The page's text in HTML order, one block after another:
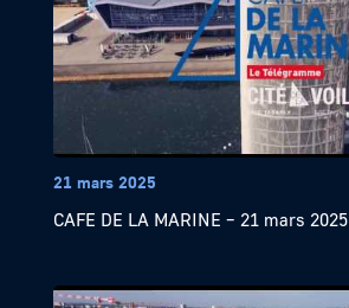
21 mars 2025
CAFE DE LA MARINE – 21 mars 2025